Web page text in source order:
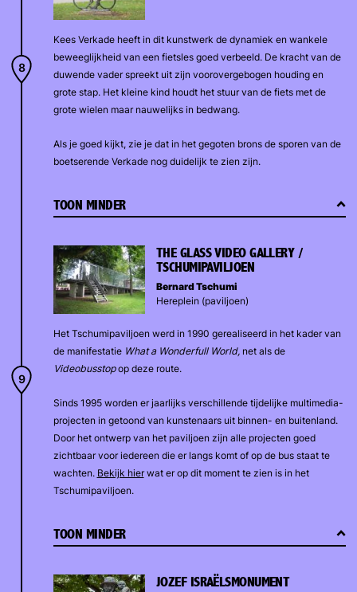
Kees Verkade heeft in dit kunstwerk de dynamiek en wankele
beweeglijkheid van een fietsles goed verbeeld. De kracht van de
duwende vader spreekt uit zijn voorovergebogen houding en
grote stap. Het kleine kind houdt het stuur van de fiets met de
grote wielen maar nauwelijks in bedwang.
Als je goed kijkt, zie je dat in het gegoten brons de sporen van de
boetserende Verkade nog duidelijk te zien zijn.
TOON MINDER
THE GLASS VIDEO GALLERY /
TSCHUMIPAVILJOEN
Bernard Tschumi
Hereplein (paviljoen)
Het Tschumipaviljoen werd in 1990 gerealiseerd in het kader van
de manifestatie What a Wonderfull World, net als de
Videobusstopop deze route.
Sinds 1995 worden er jaarlijks verschillende tijdelijke multimedia-
projecten in getoond van kunstenaars uit binnen- en buitenland.
Door het ontwerp van het paviljoen zijn alle projecten goed
zichtbaar voor iedereen die er langs komt of op de bus staat te
wachten. Bekijk hierwat er op dit moment te zien is in het
Tschumipaviljoen.
TOON MINDER
JOZEF ISRAËLSMONUMENT